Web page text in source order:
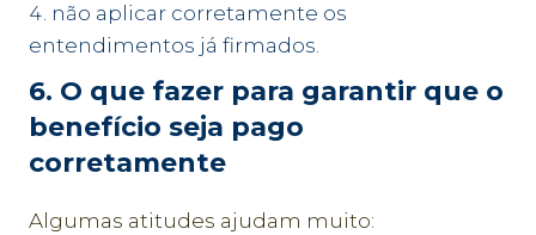
não aplicar corretamente os
entendimentos já firmados.
6. O que fazer para garantir que o
benefício seja pago
corretamente
Algumas atitudes ajudam muito: